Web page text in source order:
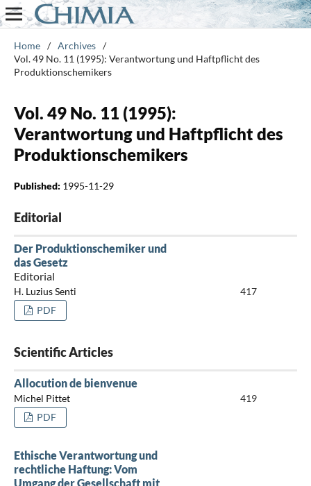
Home / Archives /
Vol. 49 No. 11 (1995): Verantwortung und Haftpflicht des
Produktionschemikers
Vol. 49 No. 11 (1995):
Verantwortung und Haftpflicht des
Produktionschemikers
Published: 1995-11-29
Editorial
Der Produktionschemiker und
das Gesetz
Editorial
H. Luzius Senti
417
PDF
Scientific Articles
Allocution de bienvenue
Michel Pittet
419
PDF
Ethische Verantwortung und
rechtliche Haftung: Vom
Umgang der Gesellschaft mit